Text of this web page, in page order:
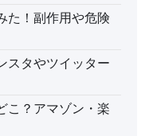
た！副作用や危険
スタやツイッター
こ？アマゾン・楽